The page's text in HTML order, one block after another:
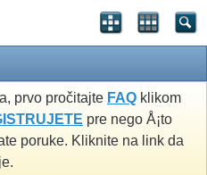
prvo pročitajte FAQ klikom
pre nego Å¡to
poruke. Kliknite na link da